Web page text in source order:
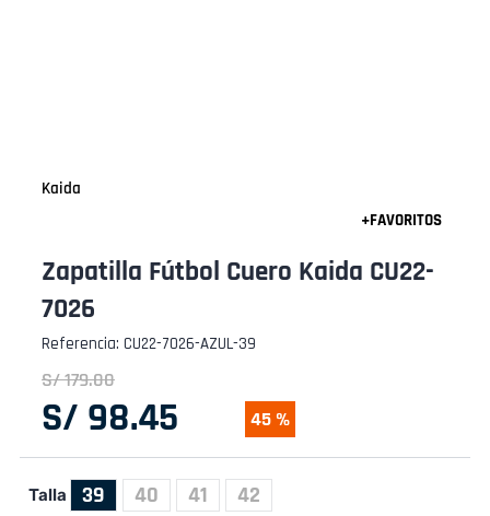
Kaida
Zapatilla Fútbol Cuero Kaida CU22-
7026
Referencia: CU22-7026-AZUL-39
S/179.00
S/ 98.45 45 %
Talla 39 40 41 42